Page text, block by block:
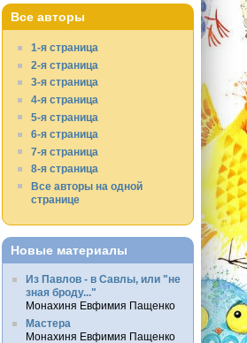
Все авторы
1-я страница
2-я страница
3-я страница
4-я страница
5-я страница
6-я страница
7-я страница
8-я страница
Все авторы на одной
странице
Новые материалы
Из Павлов - в Савлы, или "не
зная броду..."
Монахиня Евфимия Пащенко
Мастера
Монахиня Евфимия Пащенко